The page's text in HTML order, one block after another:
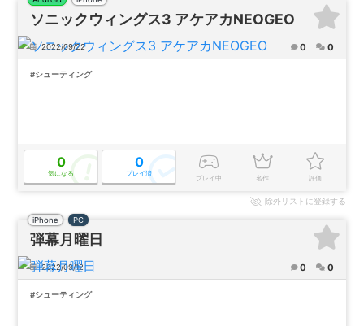
ソニックウィングス3 アケアカNEOGEO
2022/09/22 0 0
#シューティング
0
気になる
0
プレイ済
プレイ中 名作 評価
除外リストに登録する
弾幕月曜日
iPhone PC
2022/09/12 0 0
#シューティング